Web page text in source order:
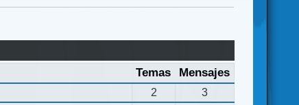
Temas Mensajes
2
3